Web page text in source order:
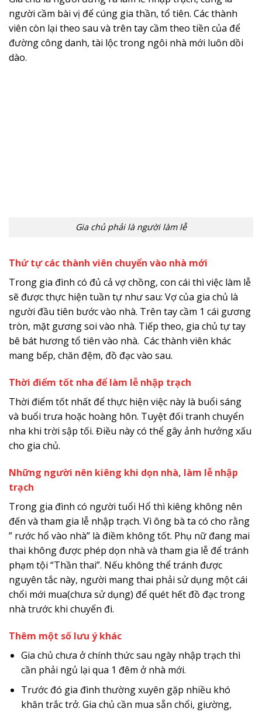
người cầm bài vị để cúng gia thần, tổ tiên. Các thành
viên còn lại theo sau và trên tay cầm theo tiền của để
đường công danh, tài lộc trong ngôi nhà mới luôn dồi
dào.
Gia chủ phải là người làm lễ
Thứ tự các thành viên chuyển vào nhà mới
Trong gia đình có đủ cả vợ chồng, con cái thì việc làm lễ
sẽ được thực hiện tuần tự như sau: Vợ của gia chủ là
người đầu tiên bước vào nhà. Trên tay cầm 1 cái gương
tròn, mặt gương soi vào nhà. Tiếp theo, gia chủ tự tay
bê bát hương tổ tiên vào nhà. Các thành viên khác
mang bếp, chăn đệm, đồ đạc vào sau.
Thời điểm tốt nha để làm lễ nhập trạch
Thời điểm tốt nhất để thực hiện việc này là buổi sáng
và buổi trưa hoặc hoàng hôn. Tuyệt đối tranh chuyển
nha khi trời sập tối. Điều này có thể gây ảnh hưởng xấu
cho gia chủ.
Những người nên kiêng khi dọn nhà, làm lễ nhập
trạch
Trong gia đình có người tuổi Hổ thì kiêng không nên
đến và tham gia lễ nhập trạch. Vì ông bà ta có cho rằng
” rước hổ vào nhà” là điềm không tốt. Phụ nữ đang mai
thai không được phép dọn nhà và tham gia lễ để tránh
phạm tội “Thần thai”. Nếu không thể tránh được
nguyên tắc này, người mang thai phải sử dụng một cái
chổi mới mua(chưa sử dụng) để quét hết đồ đạc trong
nhà trước khi chuyển đi.
Thêm một số lưu ý khác
Gia chủ chưa ở chính thức sau ngày nhập trạch thì
cần phải ngủ lại qua 1 đêm ở nhà mới.
Trước đó gia đình thường xuyên gặp nhiều khó
khăn trắc trở. Gia chủ cần mua sẵn chổi, giường,